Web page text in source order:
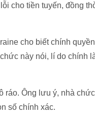
cho tiền tuyến, đồng
cho biết chính
này nói, lí do chính
ráo. Ông lưu ý, nhà chức
số chính xác.